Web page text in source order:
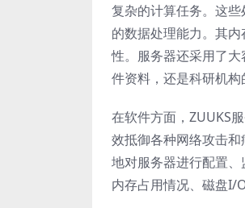
复杂的计算任务。这
的数据处理能力。其
性。服务器还采用了
件资料，还是科研机构
在软件方面，ZUUKS
效抵御各种网络攻击
地对服务器进行配置、
内存占用情况、磁盘I/